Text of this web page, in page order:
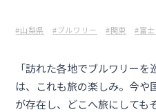
#山梨県 #ブルワリー #関東 #富
「訪れた各地でブルワリー
は、これも旅の楽しみ。今や
が存在し、どこへ旅にしても